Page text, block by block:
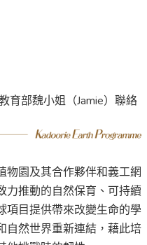
育部魏小姐（Jamie）聯絡
物園及其合作夥伴和義工網
力推動的自然保育、可持續
項目提供帶來改變生命的學
自然世界重新連結，藉此培